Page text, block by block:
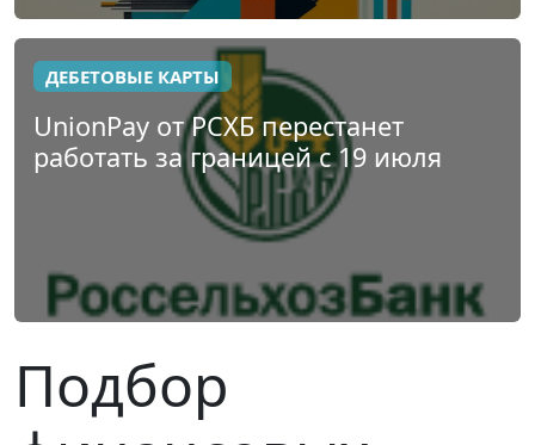
ДЕБЕТОВЫЕ КАРТЫ
UnionPay от РСХБ перестанет
работать за границей с 19 июля
Подбор